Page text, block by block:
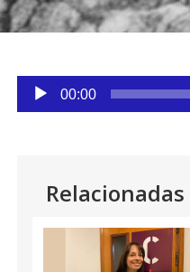
Facebook
WhatsApp
Reproductor
audio
00:00
Relacionadas